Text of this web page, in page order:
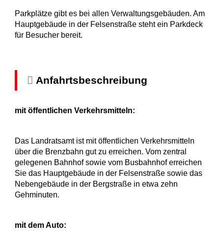
Parkplätze gibt es bei allen Verwaltungsgebäuden. Am
Hauptgebäude in der Felsenstraße steht ein Parkdeck
für Besucher bereit.
Anfahrtsbeschreibung
mit öffentlichen Verkehrsmitteln:
Das Landratsamt ist mit öffentlichen Verkehrsmitteln
über die Brenzbahn gut zu erreichen. Vom zentral
gelegenen Bahnhof sowie vom Busbahnhof erreichen
Sie das Hauptgebäude in der Felsenstraße sowie das
Nebengebäude in der Bergstraße in etwa zehn
Gehminuten.
mit dem Auto: